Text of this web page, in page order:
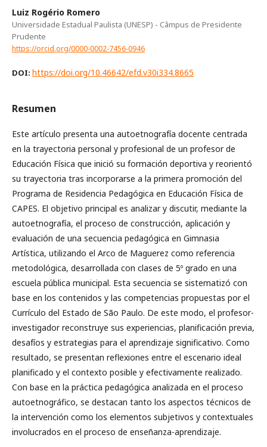
Luiz Rogério Romero
Universidade Estadual Paulista (UNESP) - Câmpus de Presidente
Prudente
https://orcid.org/0000-0002-7456-0946
DOI: https://doi.org/10.46642/efd.v30i334.8665
Resumen
Este artículo presenta una autoetnografía docente centrada
en la trayectoria personal y profesional de un profesor de
Educación Física que inició su formación deportiva y reorientó
su trayectoria tras incorporarse a la primera promoción del
Programa de Residencia Pedagógica en Educación Física de
CAPES. El objetivo principal es analizar y discutir, mediante la
autoetnografía, el proceso de construcción, aplicación y
evaluación de una secuencia pedagógica en Gimnasia
Artística, utilizando el Arco de Maguerez como referencia
metodológica, desarrollada con clases de 5º grado en una
escuela pública municipal. Esta secuencia se sistematizó con
base en los contenidos y las competencias propuestas por el
Currículo del Estado de São Paulo. De este modo, el profesor-
investigador reconstruye sus experiencias, planificación previa,
desafíos y estrategias para el aprendizaje significativo. Como
resultado, se presentan reflexiones entre el escenario ideal
planificado y el contexto posible y efectivamente realizado.
Con base en la práctica pedagógica analizada en el proceso
autoetnográfico, se destacan tanto los aspectos técnicos de
la intervención como los elementos subjetivos y contextuales
involucrados en el proceso de enseñanza-aprendizaje.